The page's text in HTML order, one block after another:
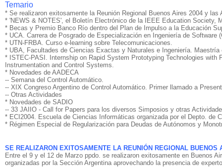
Temario
* Se realizaron exitosamente la Reunión Regional Buenos Aires 2004 y
* 'NEWS & NOTES', el Boletín Electrónico de la IEEE Education Society,
* Becas y Premio Banco Río dentro del Plan de Impulso a la Educación
* UCA. Carrera de Posgrado de Especialización en Ingeniería de
* UTN-FRBA. Curso e-learning sobre Telecomunicaciones.
* UBA, Facultades de Ciencias Exactas y Naturales e Ingeniería.
* ISTEC-PASI. Internship on Rapid System Prototyping Technologies
Instrumentation and Control Systems.
* Novedades de AADECA
-- Semana del Control Automático.
-- XIX Congreso Argentino de Control Automático. Primer llamado a
-- Otras Actividades
* Novedades de SADIO
-- 33 JAIIO - Call for Papers para los diversos Simposios y otras
* ECI2004. Escuela de Ciencias Informáticas organizada por el Depto.
* Régimen Especial de Regularización para Deudas de Autónomos y
SE REALIZARON EXITOSAMENTE LA REUNIÓN REGIONAL
Entre el 9 y el 12 de Marzo ppdo. se realizaron exitosamente en Buenos
organizadas por la Sección Argentina aprovechando la presencia de